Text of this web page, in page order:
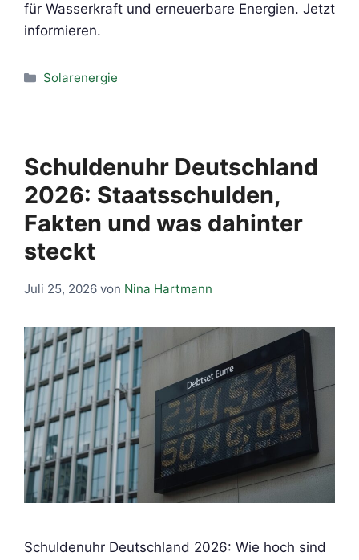
für Wasserkraft und erneuerbare Energien. Jetzt
informieren.
Kategorien
Solarenergie
Schuldenuhr Deutschland
2026: Staatsschulden,
Fakten und was dahinter
steckt
Juli 25, 2026 von Nina Hartmann
Schuldenuhr Deutschland 2026: Wie hoch sind